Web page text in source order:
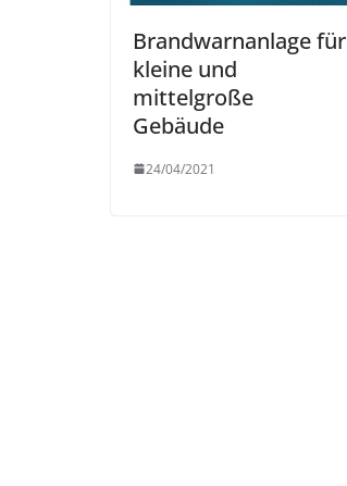
Brandwarnanlage für
kleine und
mittelgroße
Gebäude
24/04/2021